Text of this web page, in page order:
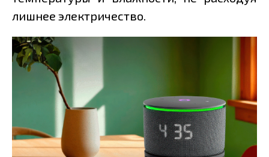
лишнее электричество.